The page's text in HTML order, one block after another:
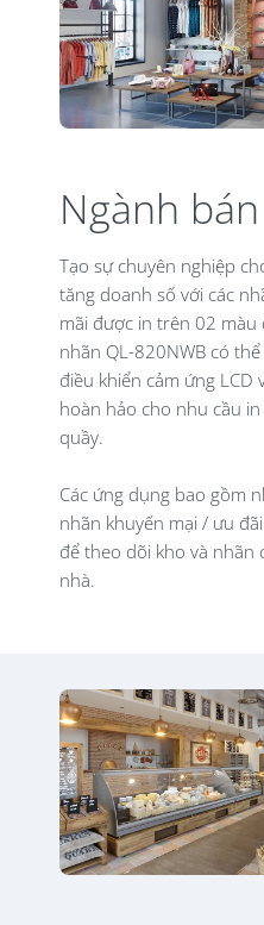
Ngành
Tạo sự chuyên nghiệp
tăng doanh số với các
mãi được in trên 02
nhãn QL-820NWB có
điều khiển cảm ứng LCD
hoàn hảo cho nhu cầu
quầy.
Các ứng dụng bao gồm
nhãn khuyến mại / ưu
để theo dõi kho và
nhà.